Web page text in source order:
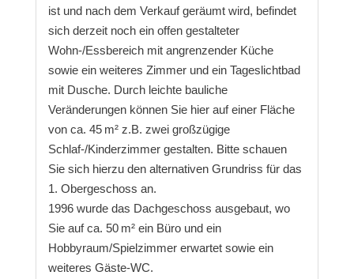
ist und nach dem Verkauf geräumt wird, befindet
sich derzeit noch ein offen gestalteter
Wohn-/Essbereich mit angrenzender Küche
sowie ein weiteres Zimmer und ein Tageslichtbad
mit Dusche. Durch leichte bauliche
Veränderungen können Sie hier auf einer Fläche
von ca. 45 m² z.B. zwei großzügige
Schlaf-/Kinderzimmer gestalten. Bitte schauen
Sie sich hierzu den alternativen Grundriss für das
1. Obergeschoss an.
1996 wurde das Dachgeschoss ausgebaut, wo
Sie auf ca. 50 m² ein Büro und ein
Hobbyraum/Spielzimmer erwartet sowie ein
weiteres Gäste-WC.